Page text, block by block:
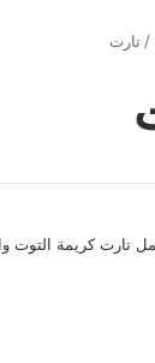
/ تارت